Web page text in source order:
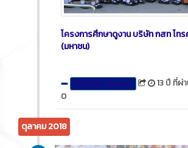
โครงการศึกษาดูงาน บริษัท กสท โท
(มหาชน)
สร้างโดย : Kruzah 13 ปี ที่ผ่
0
ตุลาคม 2018